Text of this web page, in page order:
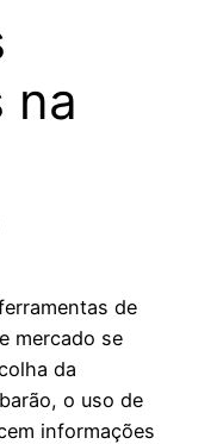
na
de
mercado se
da
o uso de
informações